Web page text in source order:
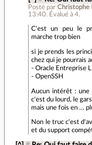
Posté parChristophe
13:40. Évalué à4.
C'est un peu le
marche trop bien
si je prends les
chez qui je pourrais
- Oracle Entreprise
- OpenSSH
Aucun intérêt : une
c'est du lourd, le
mais une fois en …
Non le truc c'est
et du support